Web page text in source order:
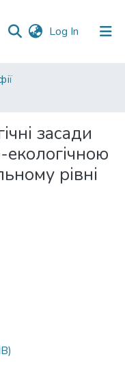
Log In (current)
засади
рівні